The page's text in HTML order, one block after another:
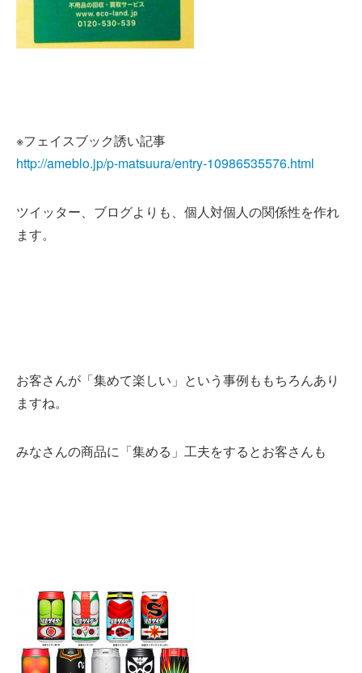
※フェイスブック誘い記事
http://ameblo.jp/p-matsuura/entry-10986535576.html
ツイッター、ブログよりも、個人対個人の関係性を作れ
ます。
お客さんが「集めて楽しい」という事例ももちろんあり
ますね。
みなさんの商品に「集める」工夫をするとお客さんも